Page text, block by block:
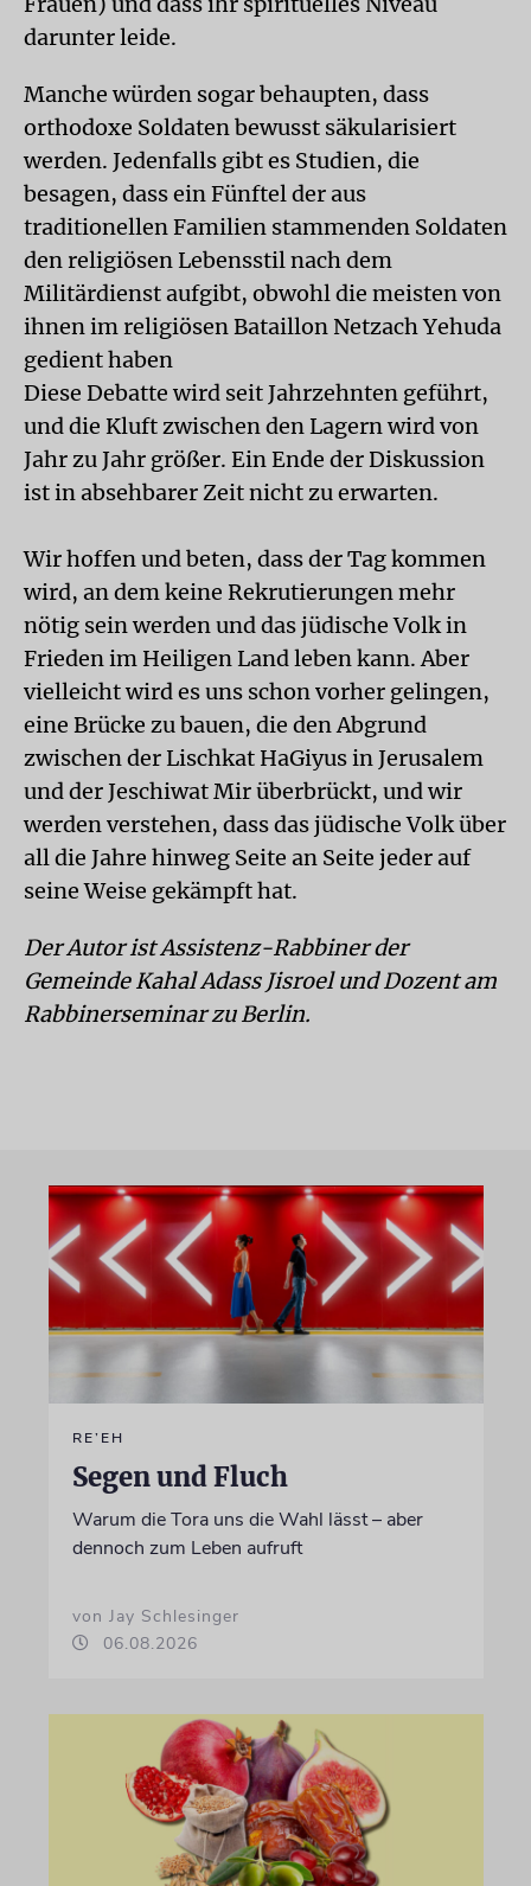
darunter leide.
Manche würden sogar behaupten, dass
orthodoxe Soldaten bewusst säkularisiert
werden. Jedenfalls gibt es Studien, die
besagen, dass ein Fünftel der aus
traditionellen Familien stammenden Soldaten
den religiösen Lebensstil nach dem
Militärdienst aufgibt, obwohl die meisten von
ihnen im religiösen Bataillon Netzach Yehuda
gedient haben
Diese Debatte wird seit Jahrzehnten geführt,
und die Kluft zwischen den Lagern wird von
Jahr zu Jahr größer. Ein Ende der Diskussion
ist in absehbarer Zeit nicht zu erwarten.
Wir hoffen und beten, dass der Tag kommen
wird, an dem keine Rekrutierungen mehr
nötig sein werden und das jüdische Volk in
Frieden im Heiligen Land leben kann. Aber
vielleicht wird es uns schon vorher gelingen,
eine Brücke zu bauen, die den Abgrund
zwischen der Lischkat HaGiyus in Jerusalem
und der Jeschiwat Mir überbrückt, und wir
werden verstehen, dass das jüdische Volk über
all die Jahre hinweg Seite an Seite jeder auf
seine Weise gekämpft hat.
Der Autor ist Assistenz-Rabbiner der
Gemeinde Kahal Adass Jisroel und Dozent am
Rabbinerseminar zu Berlin.
RE’EH
Segen und Fluch
Warum die Tora uns die Wahl lässt – aber
dennoch zum Leben aufruft
von Jay Schlesinger
06.08.2026